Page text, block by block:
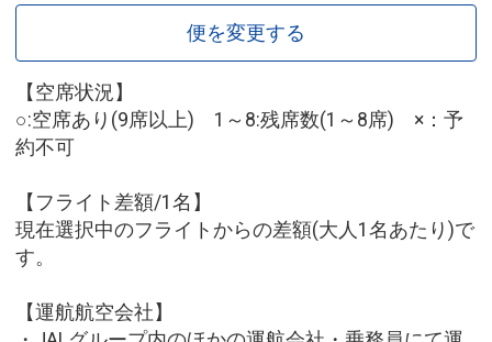
便を変更する
【空席状況】
○:空席あり(9席以上) 1～8:残席数(1～8席) ×：予
約不可
【フライト差額/1名】
現在選択中のフライトからの差額(大人1名あたり)で
す。
【運航航空会社】